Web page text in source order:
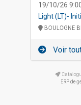
19/10/26
Light (LT)-
BOULOGNE
Voir
ERP de